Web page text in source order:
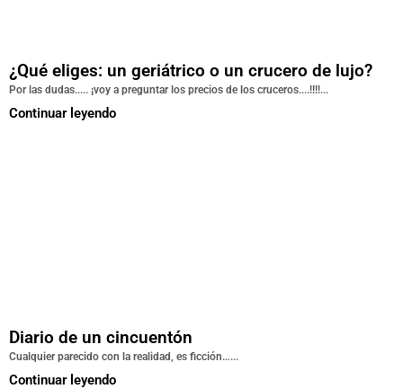
¿Qué eliges: un geriátrico o un crucero de lujo?
Por las dudas..... ¡voy a preguntar los precios de los cruceros....!!!!...
Continuar leyendo
Diario de un cincuentón
Cualquier parecido con la realidad, es ficción…...
Continuar leyendo